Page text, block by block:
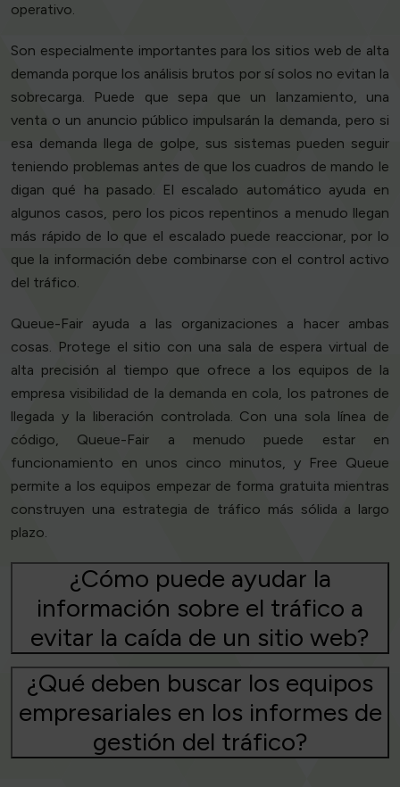
operativo.
Son especialmente importantes para los sitios web de alta
demanda porque los análisis brutos por sí solos no evitan la
sobrecarga. Puede que sepa que un lanzamiento, una
venta o un anuncio público impulsarán la demanda, pero si
esa demanda llega de golpe, sus sistemas pueden seguir
teniendo problemas antes de que los cuadros de mando le
digan qué ha pasado. El escalado automático ayuda en
algunos casos, pero los picos repentinos a menudo llegan
más rápido de lo que el escalado puede reaccionar, por lo
que la información debe combinarse con el control activo
del tráfico.
Queue-Fair ayuda a las organizaciones a hacer ambas
cosas. Protege el sitio con una sala de espera virtual de
alta precisión al tiempo que ofrece a los equipos de la
empresa visibilidad de la demanda en cola, los patrones de
llegada y la liberación controlada. Con una sola línea de
código, Queue-Fair a menudo puede estar en
funcionamiento en unos cinco minutos, y Free Queue
permite a los equipos empezar de forma gratuita mientras
construyen una estrategia de tráfico más sólida a largo
plazo.
¿Cómo puede ayudar la
información sobre el tráfico a
evitar la caída de un sitio web?
¿Qué deben buscar los equipos
empresariales en los informes de
gestión del tráfico?